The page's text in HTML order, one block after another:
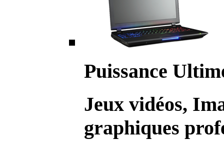
Puissance
Jeux vidéos,
graphiques